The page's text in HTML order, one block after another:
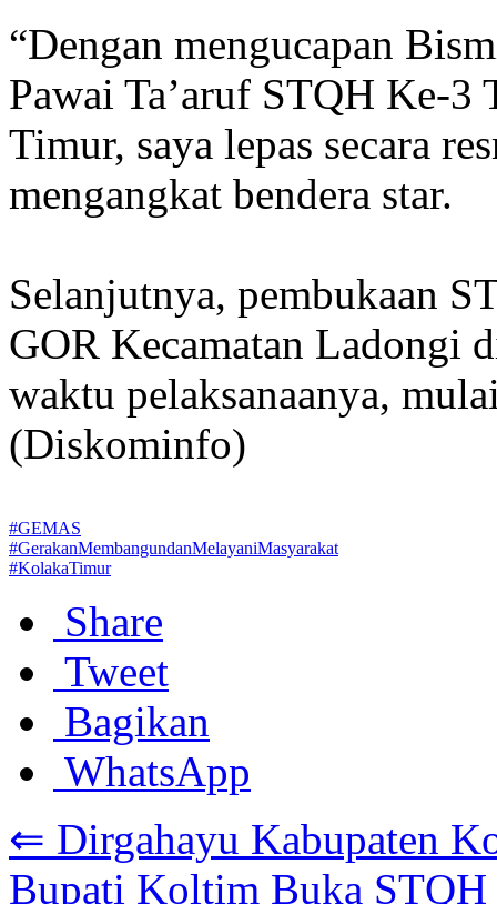
“Dengan mengucapan
Pawai Ta’aruf STQH Ke-
Timur, saya lepas secara
mengangkat bendera star.
Selanjutnya, pembukaan
GOR Kecamatan Ladongi
waktu pelaksanaanya,
(Diskominfo)
#GEMAS
#GerakanMembangundanMelayaniMasyarakat
#KolakaTimur
Share
Tweet
Bagikan
WhatsApp
⇐ Dirgahayu Kabupaten
Bupati Koltim Buka